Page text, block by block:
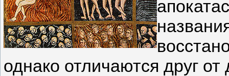
однако отличаются друг